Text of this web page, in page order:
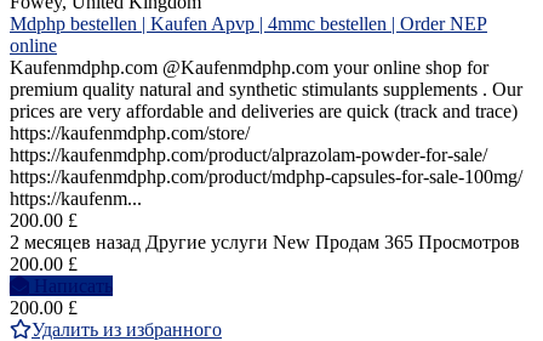
Mdphp bestellen | Kaufen Apvp | 4mmc bestellen | Order NEP
online
Kaufenmdphp.com @Kaufenmdphp.com your online shop for
premium quality natural and synthetic stimulants supplements . Our
prices are very affordable and deliveries are quick (track and trace)
https://kaufenmdphp.com/store/
https://kaufenmdphp.com/product/alprazolam-powder-for-sale/
https://kaufenmdphp.com/product/mdphp-capsules-for-sale-100mg/
https://kaufenm...
200.00 £
2 месяцев назад Другие услуги New Продам 365 Просмотров
200.00 £
Написать
200.00 £
Удалить из избранного